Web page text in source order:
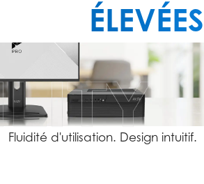
ÉLEVÉES
Fluidité d'utilisation. Design intuitif.